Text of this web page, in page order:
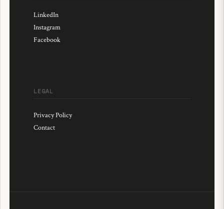
LinkedIn
Instagram
Facebook
LEGAL
Privacy Policy
Contact